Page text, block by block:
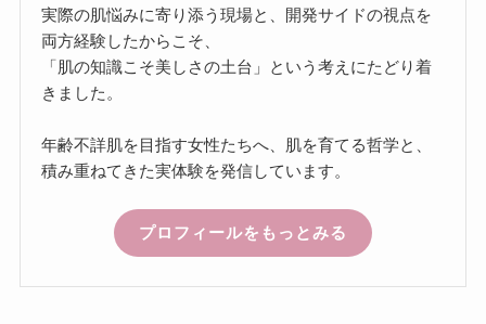
実際の肌悩みに寄り添う現場と、開発サイドの視点を
両方経験したからこそ、
「肌の知識こそ美しさの土台」という考えにたどり着
きました。
年齢不詳肌を目指す女性たちへ、肌を育てる哲学と、
積み重ねてきた実体験を発信しています。
プロフィールをもっとみる